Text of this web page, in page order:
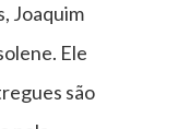
Joaquim
Ele
são